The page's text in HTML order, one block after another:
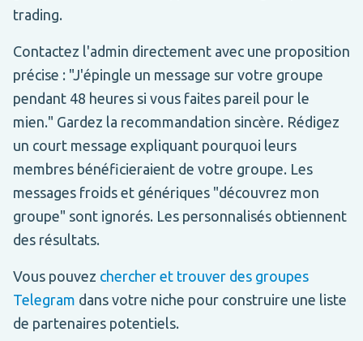
trading.
Contactez l'admin directement avec une proposition
précise : "J'épingle un message sur votre groupe
pendant 48 heures si vous faites pareil pour le
mien." Gardez la recommandation sincère. Rédigez
un court message expliquant pourquoi leurs
membres bénéficieraient de votre groupe. Les
messages froids et génériques "découvrez mon
groupe" sont ignorés. Les personnalisés obtiennent
des résultats.
Vous pouvez chercher et trouver des groupes
Telegram dans votre niche pour construire une liste
de partenaires potentiels.